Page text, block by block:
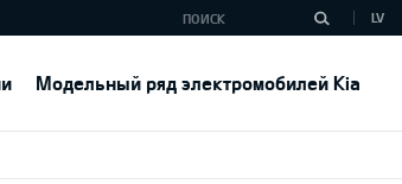
Модельный ряд электромобилей Kia
LV